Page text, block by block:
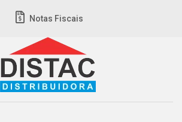
Notas Fiscais